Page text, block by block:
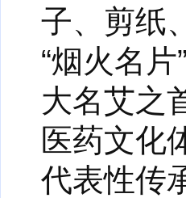
子、剪纸
“烟火名
大名艾之
医药文化
代表性传